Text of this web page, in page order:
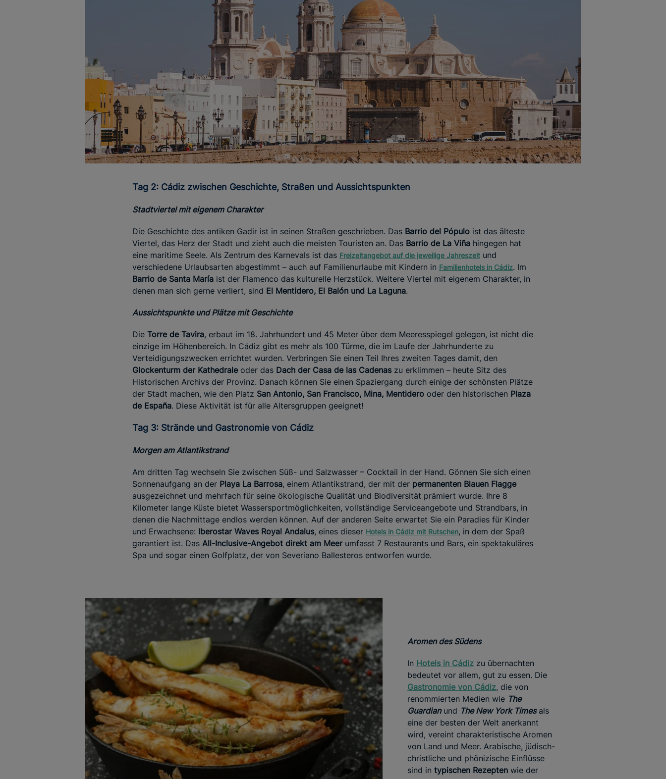
Tag 2: Cádiz zwischen Geschichte, Straßen und Aussichtspunkten
Stadtviertel mit eigenem Charakter
Die Geschichte des antiken Gadir ist in seinen Straßen geschrieben. Das Barrio del Pópulo ist das älteste
Viertel, das Herz der Stadt und zieht auch die meisten Touristen an. Das Barrio de La Viña hingegen hat
eine maritime Seele. Als Zentrum des Karnevals ist das Freizeitangebot auf die jeweilige Jahreszeit und
verschiedene Urlaubsarten abgestimmt – auch auf Familienurlaube mit Kindern in Familienhotels in Cádiz. Im
Barrio de Santa María ist der Flamenco das kulturelle Herzstück. Weitere Viertel mit eigenem Charakter, in
denen man sich gerne verliert, sind El Mentidero, El Balón und La Laguna.
Aussichtspunkte und Plätze mit Geschichte
Die Torre de Tavira, erbaut im 18. Jahrhundert und 45 Meter über dem Meeresspiegel gelegen, ist nicht die
einzige im Höhenbereich. In Cádiz gibt es mehr als 100 Türme, die im Laufe der Jahrhunderte zu
Verteidigungszwecken errichtet wurden. Verbringen Sie einen Teil Ihres zweiten Tages damit, den
Glockenturm der Kathedrale oder das Dach der Casa de las Cadenas zu erklimmen – heute Sitz des
Historischen Archivs der Provinz. Danach können Sie einen Spaziergang durch einige der schönsten Plätze
der Stadt machen, wie den Platz San Antonio, San Francisco, Mina, Mentidero oder den historischen Plaza
de España. Diese Aktivität ist für alle Altersgruppen geeignet!
Tag 3: Strände und Gastronomie von Cádiz
Morgen am Atlantikstrand
Am dritten Tag wechseln Sie zwischen Süß- und Salzwasser – Cocktail in der Hand. Gönnen Sie sich einen
Sonnenaufgang an der Playa La Barrosa, einem Atlantikstrand, der mit der permanenten Blauen Flagge
ausgezeichnet und mehrfach für seine ökologische Qualität und Biodiversität prämiert wurde. Ihre 8
Kilometer lange Küste bietet Wassersportmöglichkeiten, vollständige Serviceangebote und Strandbars, in
denen die Nachmittage endlos werden können. Auf der anderen Seite erwartet Sie ein Paradies für Kinder
und Erwachsene: Iberostar Waves Royal Andalus, eines dieser Hotels in Cádiz mit Rutschen, in dem der Spaß
garantiert ist. Das All-Inclusive-Angebot direkt am Meerumfasst 7 Restaurants und Bars, ein spektakuläres
Spa und sogar einen Golfplatz, der von Severiano Ballesteros entworfen wurde.
Aromen des Südens
In Hotels in Cádiz zu übernachten
bedeutet vor allem, gut zu essen. Die
Gastronomie von Cádiz, die von
renommierten Medien wie The
Guardianund The New York Timesals
eine der besten der Welt anerkannt
wird, vereint charakteristische Aromen
von Land und Meer. Arabische, jüdisch-
christliche und phönizische Einflüsse
sind in typischen Rezepten wie der